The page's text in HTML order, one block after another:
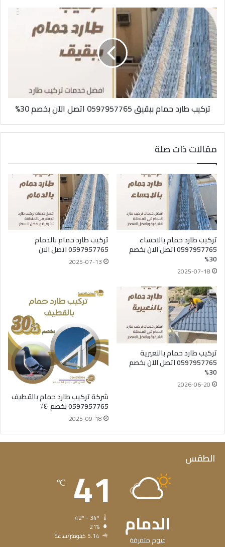
تركيب طارد حمام ببقيق 0597957765 اتصل الآن بخصم 30%
مقالات ذات صلة
تركيب طارد حمام بالاحساء
0597957765 اتصل الان بخصم
30%
2025-07-18
تركيب طارد حمام بالدمام
0597957765 اتصل الان
2025-07-13
تركيب طارد حمام بالنعيرية
0597957765 اتصل الآن بخصم
30%
2026-06-20
شركة تركيب طارد حمام بالقطيف
0597957765 بخصم ٤٠٪
2025-09-18
الطقس
الدمام
غيوم متفرقة
41
℃
21%
5.14 كيلومتر/ساعة